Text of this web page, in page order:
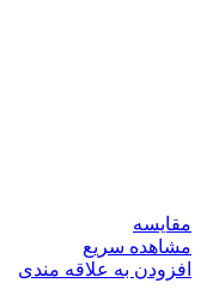
مقایسه
مشاهده سریع
افزودن به علاقه مندی